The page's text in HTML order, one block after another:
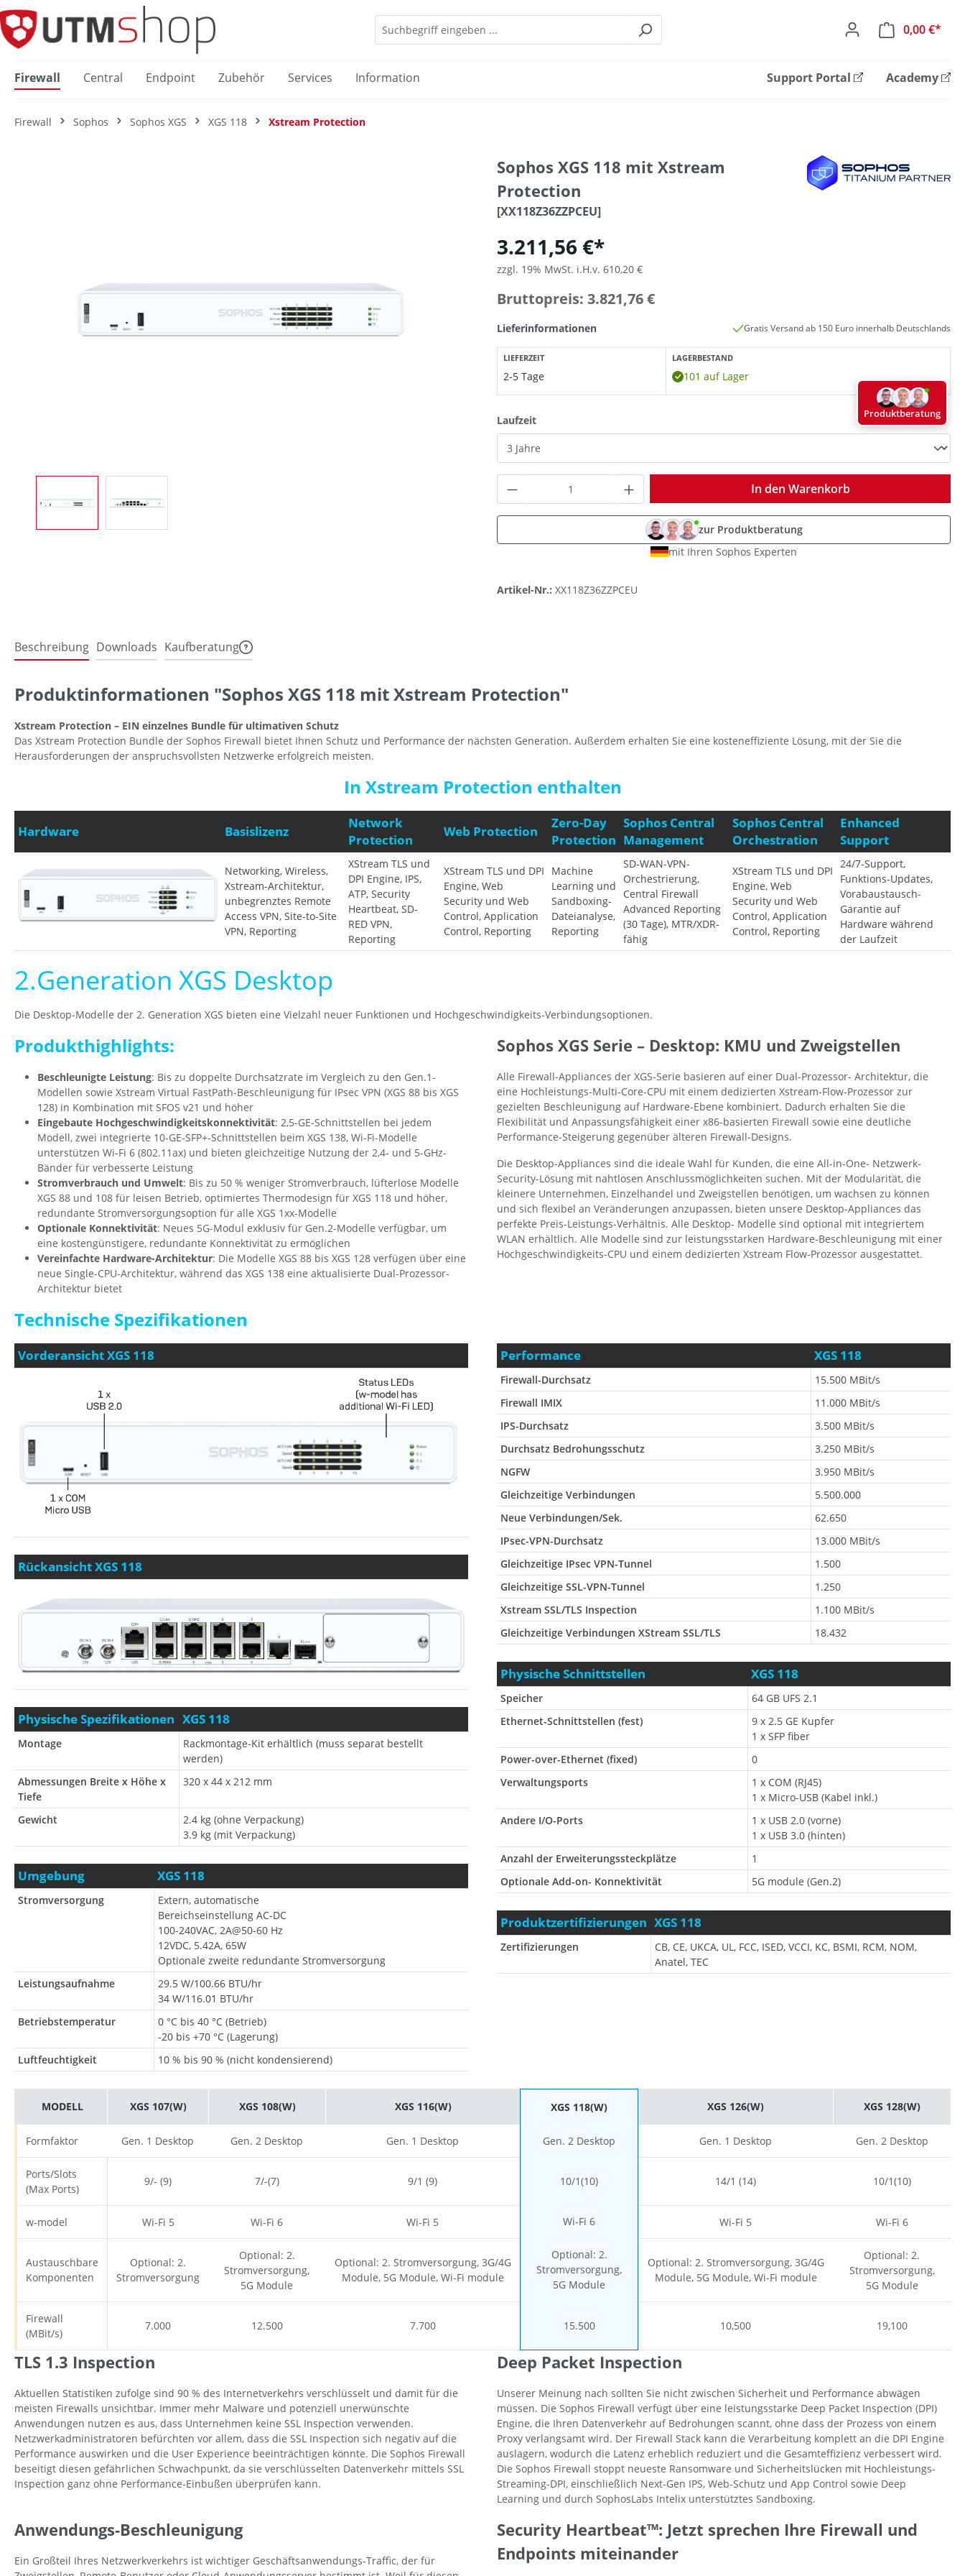
Zur Hauptnavigation springen
0,00 €*
Firewall Central Endpoint Zubehör Services Information Support Portal Academy
Firewall Sophos Sophos XGS XGS 118 Xstream Protection
Sophos XGS 118 mit Xstream
Protection
[XX118Z36ZZPCEU]
3.211,56 €*
zzgl. 19% MwSt. i.H.v. 610,20 €
Bruttopreis: 3.821,76 €
Lieferinformationen Gratis Versand ab 150 Euro innerhalb Deutschlands
LIEFERZEIT
2-5 Tage
LAGERBESTAND
101 auf Lager
Laufzeitauswählen
Produkt Anzahl: Gib den gewünschten Wert ein oder
In den Warenkorb
zur Produktberatung
mit Ihren Sophos Experten
Artikel-Nr.: XX118Z36ZZPCEU
Beschreibung Downloads Kaufberatung
Produktinformationen "Sophos XGS 118 mit Xstream Protection"
Xstream Protection – EIN einzelnes Bundle für ultimativen Schutz
Das Xstream Protection Bundle der Sophos Firewall bietet Ihnen Schutz und Performance der nächsten Generation. Außerdem erhalten Sie eine kosteneffiziente Lösung, mit der Sie die
Herausforderungen der anspruchsvollsten Netzwerke erfolgreich meisten.
In Xstream Protection enthalten
Hardware Basislizenz
Network
Protection
Web Protection
Zero-Day
Protection
Sophos Central
Management
Sophos Central
Orchestration
Enhanced
Support
Networking, Wireless,
Xstream-Architektur,
unbegrenztes Remote
Access VPN, Site-to-Site
VPN, Reporting
XStream TLS und
DPI Engine, IPS,
ATP, Security
Heartbeat, SD-
RED VPN,
Reporting
XStream TLS und DPI
Engine, Web
Security und Web
Control, Application
Control, Reporting
Machine
Learning und
Sandboxing-
Dateianalyse,
Reporting
SD-WAN-VPN-
Orchestrierung,
Central Firewall
Advanced Reporting
(30 Tage), MTR/XDR-
fähig
XStream TLS und DPI
Engine, Web
Security und Web
Control, Application
Control, Reporting
24/7-Support,
Funktions-Updates,
Vorabaustausch-
Garantie auf
Hardware während
der Laufzeit
2.Generation XGS Desktop
Die Desktop-Modelle der 2. Generation XGS bieten eine Vielzahl neuer Funktionen und Hochgeschwindigkeits-Verbindungsoptionen.
Produkthighlights:
Beschleunigte Leistung: Bis zu doppelte Durchsatzrate im Vergleich zu den Gen.1-
Modellen sowie Xstream Virtual FastPath-Beschleunigung für IPsec VPN (XGS 88 bis XGS
128) in Kombination mit SFOS v21 und höher
Eingebaute Hochgeschwindigkeitskonnektivität: 2,5-GE-Schnittstellen bei jedem
Modell, zwei integrierte 10-GE-SFP+-Schnittstellen beim XGS 138, Wi-Fi-Modelle
unterstützen Wi-Fi 6 (802.11ax) und bieten gleichzeitige Nutzung der 2,4- und 5-GHz-
Bänder für verbesserte Leistung
Stromverbrauch und Umwelt: Bis zu 50 % weniger Stromverbrauch, lüfterlose Modelle
XGS 88 und 108 für leisen Betrieb, optimiertes Thermodesign für XGS 118 und höher,
redundante Stromversorgungsoption für alle XGS 1xx-Modelle
Optionale Konnektivität: Neues 5G-Modul exklusiv für Gen.2-Modelle verfügbar, um
eine kostengünstigere, redundante Konnektivität zu ermöglichen
Vereinfachte Hardware-Architektur: Die Modelle XGS 88 bis XGS 128 verfügen über eine
neue Single-CPU-Architektur, während das XGS 138 eine aktualisierte Dual-Prozessor-
Architektur bietet
Sophos XGS Serie – Desktop: KMU und Zweigstellen
Alle Firewall-Appliances der XGS-Serie basieren auf einer Dual-Prozessor- Architektur, die
eine Hochleistungs-Multi-Core-CPU mit einem dedizierten Xstream-Flow-Prozessor zur
gezielten Beschleunigung auf Hardware-Ebene kombiniert. Dadurch erhalten Sie die
Flexibilität und Anpassungsfähigkeit einer x86-basierten Firewall sowie eine deutliche
Performance-Steigerung gegenüber älteren Firewall-Designs.
Die Desktop-Appliances sind die ideale Wahl für Kunden, die eine All-in-One- Netzwerk-
Security-Lösung mit nahtlosen Anschlussmöglichkeiten suchen. Mit der Modularität, die
kleinere Unternehmen, Einzelhandel und Zweigstellen benötigen, um wachsen zu können
und sich flexibel an Veränderungen anzupassen, bieten unsere Desktop-Appliances das
perfekte Preis-Leistungs-Verhältnis. Alle Desktop- Modelle sind optional mit integriertem
WLAN erhältlich. Alle Modelle sind zur leistungsstarken Hardware-Beschleunigung mit einer
Hochgeschwindigkeits-CPU und einem dedizierten Xstream Flow-Prozessor ausgestattet.
Technische Spezifikationen
Vorderansicht XGS 118
Rückansicht XGS 118
Physische Spezifikationen XGS 118
Montage
Rackmontage-Kit erhältlich (muss separat bestellt
werden)
Abmessungen Breite x Höhe x
Tiefe
320 x 44 x 212 mm
Gewicht
2.4 kg (ohne Verpackung)
3.9 kg (mit Verpackung)
Umgebung XGS 118
Stromversorgung
Extern, automatische
Bereichseinstellung AC-DC
100-240VAC, 2A@50-60 Hz
12VDC, 5.42A, 65W
Optionale zweite redundante Stromversorgung
Leistungsaufnahme
29.5 W/100.66 BTU/hr
34 W/116.01 BTU/hr
Betriebstemperatur
0 °C bis 40 °C (Betrieb)
-20 bis +70 °C (Lagerung)
Luftfeuchtigkeit
10 % bis 90 % (nicht kondensierend)
Performance XGS 118
Firewall-Durchsatz
15.500 MBit/s
Firewall IMIX
11.000 MBit/s
IPS-Durchsatz
3.500 MBit/s
Durchsatz Bedrohungsschutz
3.250 MBit/s
NGFW
3.950 MBit/s
Gleichzeitige Verbindungen
5.500.000
Neue Verbindungen/Sek.
62.650
IPsec-VPN-Durchsatz
13.000 MBit/s
Gleichzeitige IPsec VPN-Tunnel
1.500
Gleichzeitige SSL-VPN-Tunnel
1.250
Xstream SSL/TLS Inspection
1.100 MBit/s
Gleichzeitige Verbindungen XStream SSL/TLS
18.432
Physische Schnittstellen XGS 118
Speicher
64 GB UFS 2.1
Ethernet-Schnittstellen (fest)
9 x 2.5 GE Kupfer
1 x SFP fiber
Power-over-Ethernet (fixed)
0
Verwaltungsports
1 x COM (RJ45)
1 x Micro-USB (Kabel inkl.)
Andere I/O-Ports
1 x USB 2.0 (vorne)
1 x USB 3.0 (hinten)
Anzahl der Erweiterungssteckplätze
1
Optionale Add-on- Konnektivität
5G module (Gen.2)
Produktzertifizierungen XGS 118
Zertifizierungen
CB, CE, UKCA, UL, FCC, ISED, VCCI, KC, BSMI, RCM, NOM,
Anatel, TEC
MODELL XGS 107(W) XGS 108(W) XGS 116(W) XGS 118(W) XGS 126(W) XGS 128(W)
Formfaktor Gen. 1 Desktop Gen. 2 Desktop Gen. 1 Desktop Gen. 2 Desktop Gen. 1 Desktop Gen. 2 Desktop
Ports/Slots
(Max Ports)
9/- (9) 7/-(7) 9/1 (9) 10/1(10) 14/1 (14) 10/1(10)
w-model Wi-Fi 5 Wi-Fi 6 Wi-Fi 5 Wi-Fi 6 Wi-Fi 5 Wi-Fi 6
Austauschbare
Komponenten
Optional: 2.
Stromversorgung
Optional: 2.
Stromversorgung,
5G Module
Optional: 2. Stromversorgung, 3G/4G
Module, 5G Module, Wi-Fi module
Optional: 2.
Stromversorgung,
5G Module
Optional: 2. Stromversorgung, 3G/4G
Module, 5G Module, Wi-Fi module
Optional: 2.
Stromversorgung,
5G Module
Firewall
(MBit/s)
7.000 12.500 7.700 15.500 10,500 19,100
TLS 1.3 Inspection
Aktuellen Statistiken zufolge sind 90 % des Internetverkehrs verschlüsselt und damit für die
meisten Firewalls unsichtbar. Immer mehr Malware und potenziell unerwünschte
Anwendungen nutzen es aus, dass Unternehmen keine SSL Inspection verwenden.
Netzwerkadministratoren befürchten vor allem, dass die SSL Inspection sich negativ auf die
Performance auswirken und die User Experience beeinträchtigen könnte. Die Sophos Firewall
beseitigt diesen gefährlichen Schwachpunkt, da sie verschlüsselten Datenverkehr mittels SSL
Inspection ganz ohne Performance-Einbußen überprüfen kann.
Deep Packet Inspection
Unserer Meinung nach sollten Sie nicht zwischen Sicherheit und Performance abwägen
müssen. Die Sophos Firewall verfügt über eine leistungsstarke Deep Packet Inspection (DPI)
Engine, die Ihren Datenverkehr auf Bedrohungen scannt, ohne dass der Prozess von einem
Proxy verlangsamt wird. Der Firewall Stack kann die Verarbeitung komplett an die DPI Engine
auslagern, wodurch die Latenz erheblich reduziert und die Gesamteffizienz verbessert wird.
Die Sophos Firewall stoppt neueste Ransomware und Sicherheitslücken mit Hochleistungs-
Streaming-DPI, einschließlich Next-Gen IPS, Web-Schutz und App Control sowie Deep
Learning und durch SophosLabs Intelix unterstütztes Sandboxing.
Anwendungs-Beschleunigung
Ein Großteil Ihres Netzwerkverkehrs ist wichtiger Geschäftsanwendungs-Traffic, der für
Security Heartbeat™: Jetzt sprechen Ihre Firewall und
Endpoints miteinander
Produktberatung